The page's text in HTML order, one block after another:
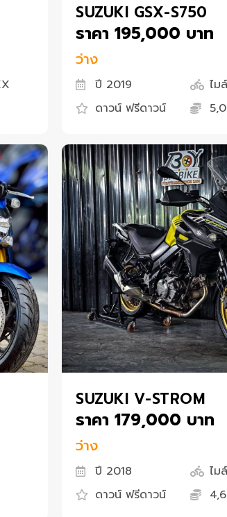
SUZUKI GSX-S750
ราคา 195,000 บาท
ว่าง
ปี 2019
ไม
ดาวน์ ฟรีดาวน์
SUZUKI V-STROM
ราคา 179,000 บาท
ว่าง
ปี 2018
ไม
ดาวน์ ฟรีดาวน์